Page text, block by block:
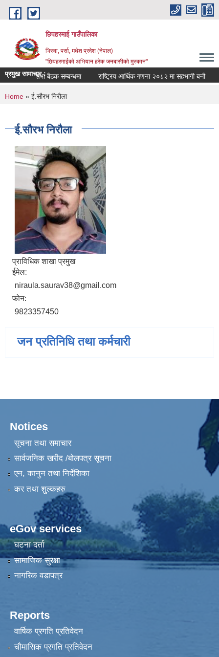
Skip to main content
छिपहरमाई गाउँपालिका
भिस्वा, पर्सा, मधेश प्रदेश (नेपाल)
"छिपहरमाईको अभियान हरेक जनबासीको मुस्कान"
प्रमुख सामाचार :
गाउँ सभा बैठक सम्बन्धमा राष्ट्रिय आर्थिक गणना २०८२ मा सहभागी बनौ
You are here
Home » ई.सौरभ निरौला
ई.सौरभ निरौला
प्राविधिक शाखा प्रमुख
ईमेल:
niraula.saurav38@gmail.com
फोन:
9823357450
जन प्रतिनिधि तथा कर्मचारी
Notices
सूचना तथा समाचार
सार्वजनिक खरीद /बोलपत्र सूचना
एन, कानुन तथा निर्देशिका
कर तथा शुल्कहरु
eGov services
घटना दर्ता
सामाजिक सुरक्षा
नागरिक वडापत्र
Reports
वार्षिक प्रगति प्रतिवेदन
चौमासिक प्रगति प्रतिवेदन